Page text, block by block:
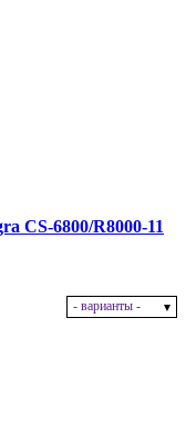
CS-6800/R8000-11
- варианты -